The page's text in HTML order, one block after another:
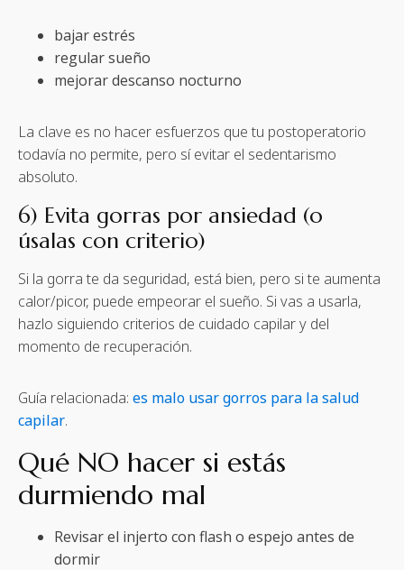
bajar estrés
regular sueño
mejorar descanso nocturno
La clave es no hacer esfuerzos que tu postoperatorio
todavía no permite, pero sí evitar el sedentarismo
absoluto.
6) Evita gorras por ansiedad (o
úsalas con criterio)
Si la gorra te da seguridad, está bien, pero si te aumenta
calor/picor, puede empeorar el sueño. Si vas a usarla,
hazlo siguiendo criterios de cuidado capilar y del
momento de recuperación.
Guía relacionada: es malo usar gorros para la salud
capilar.
Qué NO hacer si estás
durmiendo mal
Revisar el injerto con flash o espejo antes de
dormir